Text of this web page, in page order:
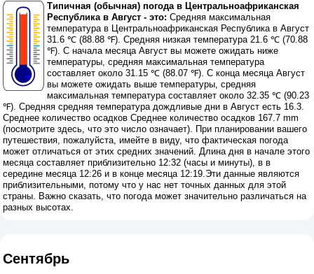
Типичная (обычная) погода в Центральноафриканская
Республика в Август - это: Средняя максимальная
температура в Центральноафриканская Республика в Август
31.6 ℃ (88.88 ℉). Средняя низкая температура 21.6 ℃ (70.88
℉). С начала месяца Август вы можете ожидать ниже
температуры, средняя максимальная температура
составляет около 31.15 ℃ (88.07 ℉). С конца месяца Август
вы можете ожидать выше температуры, средняя
максимальная температура составляет около 32.35 ℃ (90.23
℉). Средняя средняя температура дождливые дни в Август есть 16.3.
Среднее количество осадков Среднее количество осадков 167.7 mm
(посмотрите здесь, что это число означает). При планировании вашего
путешествия, пожалуйста, имейте в виду, что фактическая погода
может отличаться от этих средних значений. Длина дня в начале этого
месяца составляет приблизительно 12:32 (часы и минуты), в в
середине месяца 12:26 и в конце месяца 12:19.Эти данные являются
приблизительными, потому что у нас нет точных данных для этой
страны. Важно сказать, что погода может значительно различаться на
разных высотах.
Сентябрь